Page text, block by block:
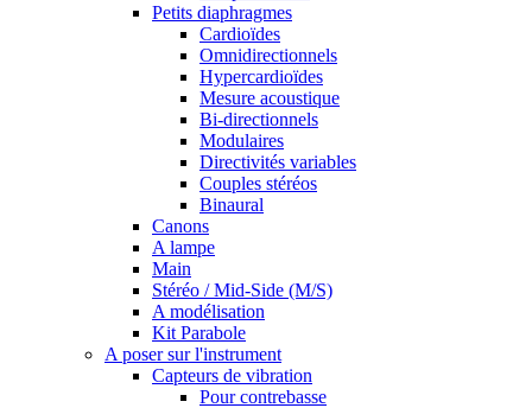
Petits diaphragmes
Cardioïdes
Omnidirectionnels
Hypercardioïdes
Mesure acoustique
Bi-directionnels
Modulaires
Directivités variables
Couples stéréos
Binaural
Canons
A lampe
Main
Stéréo / Mid-Side (M/S)
A modélisation
Kit Parabole
A poser sur l'instrument
Capteurs de vibration
Pour contrebasse